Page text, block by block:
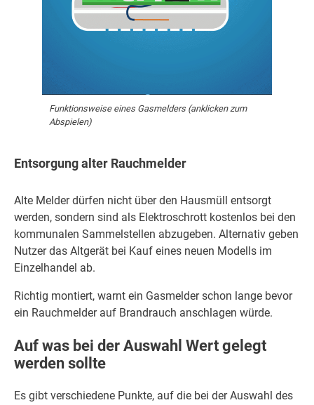
Funktionsweise eines Gasmelders (anklicken zum
Abspielen)
Entsorgung alter Rauchmelder
Alte Melder dürfen nicht über den Hausmüll entsorgt
werden, sondern sind als Elektroschrott kostenlos bei den
kommunalen Sammelstellen abzugeben. Alternativ geben
Nutzer das Altgerät bei Kauf eines neuen Modells im
Einzelhandel ab.
Richtig montiert, warnt ein Gasmelder schon lange bevor
ein Rauchmelder auf Brandrauch anschlagen würde.
Auf was bei der Auswahl Wert gelegt
werden sollte
Es gibt verschiedene Punkte, auf die bei der Auswahl des